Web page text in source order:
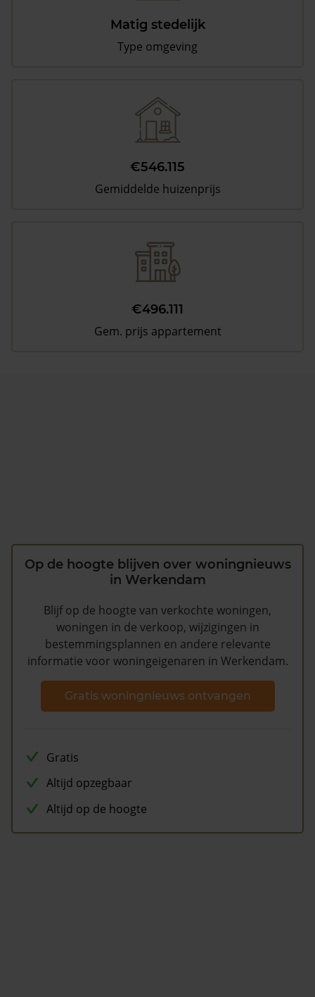
Matig stedelijk
Type omgeving
€546.115
Gemiddelde huizenprijs
€496.111
Gem. prijs appartement
Op de hoogte blijven over woningnieuws
in Werkendam
Blijf op de hoogte van verkochte woningen,
woningen in de verkoop, wijzigingen in
bestemmingsplannen en andere relevante
informatie voor woningeigenaren in Werkendam.
Gratis woningnieuws ontvangen
Gratis
Altijd opzegbaar
Altijd op de hoogte